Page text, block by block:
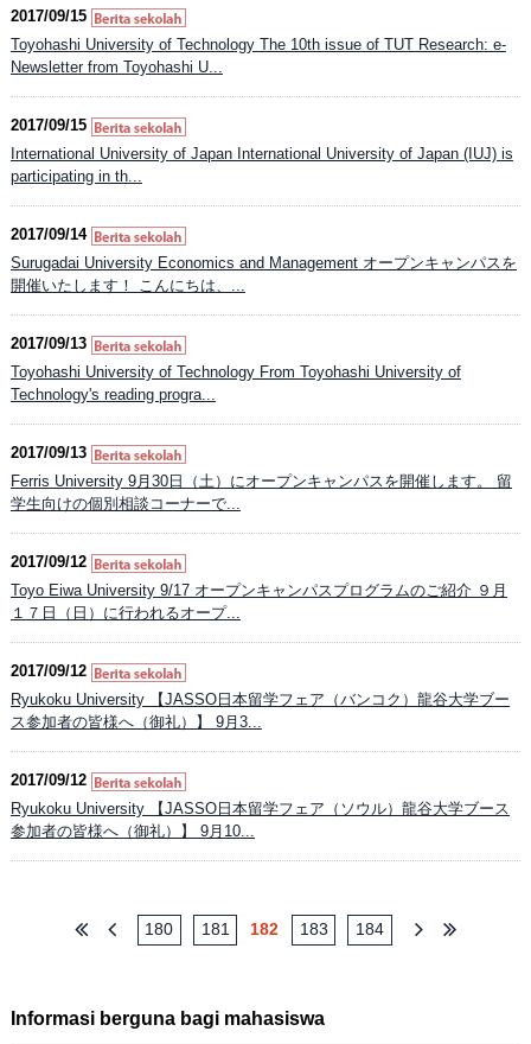
2017/09/15
Toyohashi University of Technology The 10th issue of TUT Research: e-
Newsletter from Toyohashi U...
2017/09/15
International University of Japan International University of Japan (IUJ) is
participating in th...
2017/09/14
Surugadai University Economics and Management オープンキャンパスを
開催いたします！ こんにちは、...
2017/09/13
Toyohashi University of Technology From Toyohashi University of
Technology's reading progra...
2017/09/13
Ferris University 9月30日（土）にオープンキャンパスを開催します。 留
学生向けの個別相談コーナーで...
2017/09/12
Toyo Eiwa University 9/17 オープンキャンパスプログラムのご紹介 ９月
１７日（日）に行われるオープ...
2017/09/12
Ryukoku University 【JASSO日本留学フェア（バンコク）龍谷大学ブー
ス参加者の皆様へ（御礼）】 9月3...
2017/09/12
Ryukoku University 【JASSO日本留学フェア（ソウル）龍谷大学ブース
参加者の皆様へ（御礼）】 9月10...
180 181 182 183 184
Informasi berguna bagi mahasiswa